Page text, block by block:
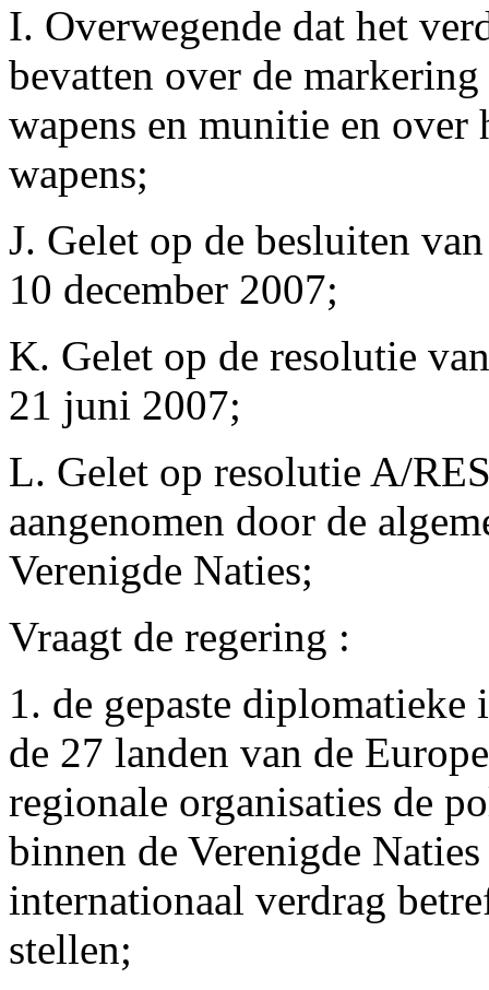
I. Overwegende dat het
bevatten over de
wapens en munitie en over
wapens;
J. Gelet op de besluiten
10 december 2007;
K. Gelet op de resolutie
21 juni 2007;
L. Gelet op resolutie A/
aangenomen door de
Verenigde Naties;
Vraagt de regering :
1. de gepaste
de 27 landen van de
regionale organisaties de
binnen de Verenigde
internationaal verdrag
stellen;